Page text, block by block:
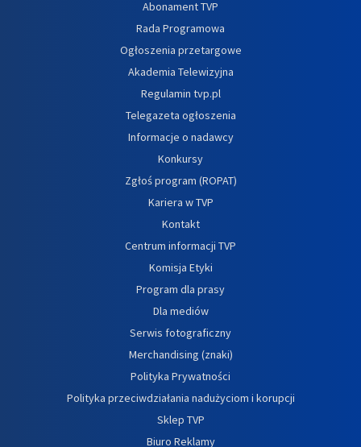
Abonament TVP
Rada Programowa
Ogłoszenia przetargowe
Akademia Telewizyjna
Regulamin tvp.pl
Telegazeta ogłoszenia
Informacje o nadawcy
Konkursy
Zgłoś program (ROPAT)
Kariera w TVP
Kontakt
Centrum informacji TVP
Komisja Etyki
Program dla prasy
Dla mediów
Serwis fotograficzny
Merchandising (znaki)
Polityka Prywatności
Polityka przeciwdziałania nadużyciom i korupcji
Sklep TVP
Biuro Reklamy